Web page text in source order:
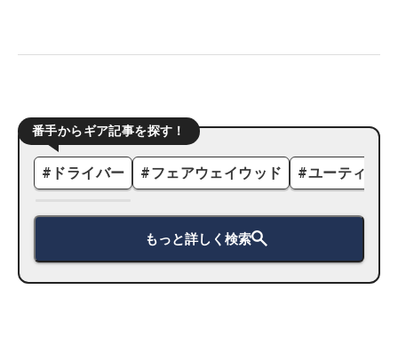
番手からギア記事を探す！
# ドライバー #フェアウェイウッド #ユーティリ
もっと詳しく検索